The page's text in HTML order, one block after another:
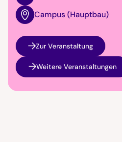
Campus (Hauptbau)
Zur Veranstaltung
Weitere Veranstaltungen